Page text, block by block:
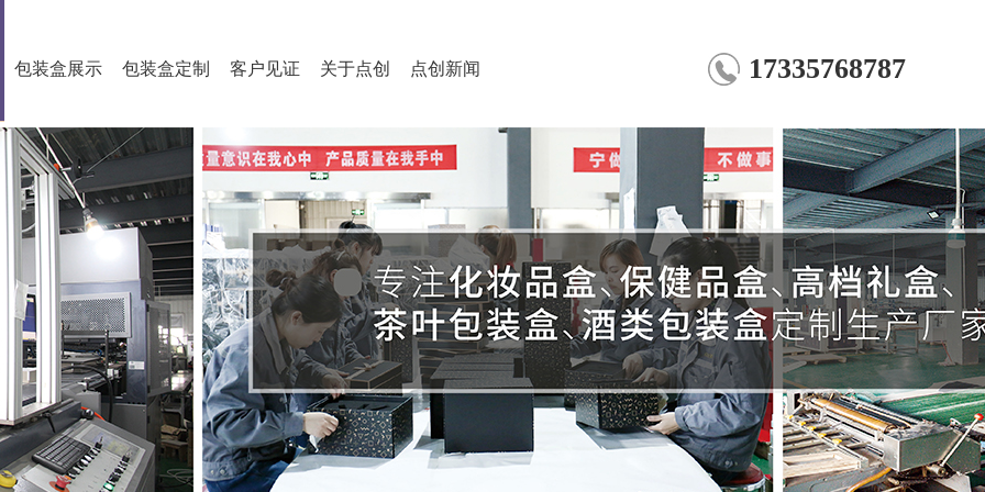
17335768787
包装盒展示 包装盒定制 客户见证 关于点创 点创新闻